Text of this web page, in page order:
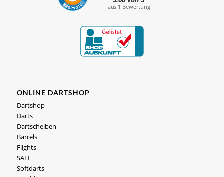
ONLINE DARTSHOP
Dartshop
Darts
Dartscheiben
Barrels
Flights
SALE
Softdarts